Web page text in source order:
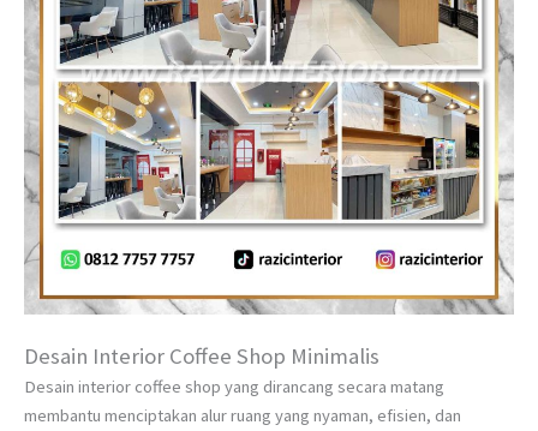
Desain Interior Coffee Shop Minimalis
Desain interior coffee shop yang dirancang secara matang
membantu menciptakan alur ruang yang nyaman, efisien, dan